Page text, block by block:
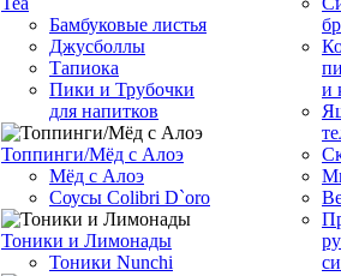
Бамбуковые листья
Джусболлы
Тапиока
Пики и Трубочки
для напитков
Топпинги/Мёд с Алоэ
Мёд с Алоэ
Соусы Colibri D`oro
Тоники и Лимонады
Тоники Nunchi
и